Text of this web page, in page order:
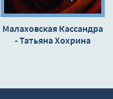
Малаховская Кассандра
- Татьяна Хохрина